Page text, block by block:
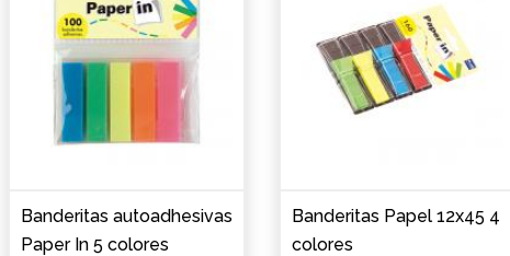
Banderitas autoadhesivas
Paper In 5 colores
Banderitas Papel 12x45 4
colores